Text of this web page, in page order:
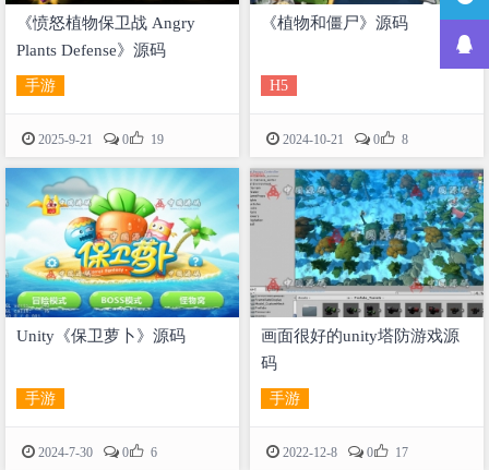
《愤怒植物保卫战 Angry
Plants Defense》源码
手游
2025-9-21 0 19
《植物和僵尸》源码
H5
2024-10-21 0 8
Unity《保卫萝卜》源码
手游
2024-7-30 0 6
画面很好的unity塔防游戏源
码
手游
2022-12-8 0 17